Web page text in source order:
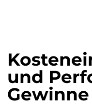
und
Gewinne